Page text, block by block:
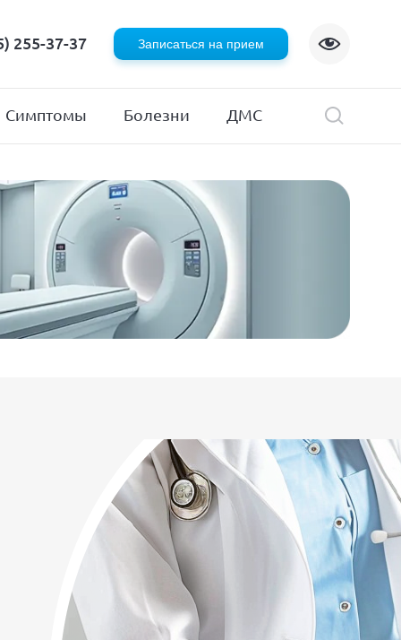
255-37-37 Записаться на прием
Хирургия
Эндокринология
Симптомы Болезни ДМС